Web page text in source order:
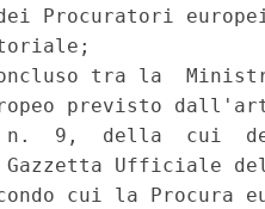
Procuratori
tra la
previsto
n.  9,  della  cui
Gazzetta Ufficiale
cui la Procura